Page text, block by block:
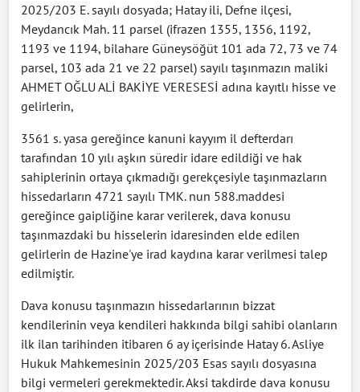
2025/203 E. sayılı dosyada; Hatay ili, Defne ilçesi,
Meydancık Mah. 11 parsel (ifrazen 1355, 1356, 1192,
1193 ve 1194, bilahare Güneysöğüt 101 ada 72, 73 ve 74
parsel, 103 ada 21 ve 22 parsel) sayılı taşınmazın maliki
AHMET OĞLU ALİ BAKİYE VERESESİ adına kayıtlı hisse ve
gelirlerin,
3561 s. yasa gereğince kanuni kayyım il defterdarı
tarafından 10 yılı aşkın süredir idare edildiği ve hak
sahiplerinin ortaya çıkmadığı gerekçesiyle taşınmazların
hissedarların 4721 sayılı TMK. nun 588.maddesi
gereğince gaipliğine karar verilerek, dava konusu
taşınmazdaki bu hisselerin idaresinden elde edilen
gelirlerin de Hazine'ye irad kaydına karar verilmesi talep
edilmiştir.
Dava konusu taşınmazın hissedarlarının bizzat
kendilerinin veya kendileri hakkında bilgi sahibi olanların
ilk ilan tarihinden itibaren 6 ay içerisinde Hatay 6. Asliye
Hukuk Mahkemesinin 2025/203 Esas sayılı dosyasına
bilgi vermeleri gerekmektedir. Aksi takdirde dava konusu